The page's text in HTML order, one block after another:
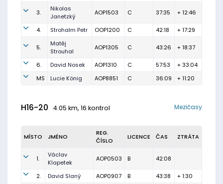
3.
Nikolas
Janetzký
AOP1503 C 37:35 + 12:46
4. Strohalm Petr OOP1200 C 42:18 + 17:29
5.
Matěj
Strouhal
AOP1305 C 43:26 + 18:37
6. David Nosek AOP1310 C 57:53
+ 33:04
MS
Lucie König AOP8851 C 36:09 + 11:20
H16-20 4.05 km, 16 kontrol Mezičasy
MÍSTO JMÉNO
REG.
ČÍSLO
LICENCE ČAS ZTRÁTA
1.
Václav
Klapetek
AOP0503 B 42:08
2. David Slaný AOP0907 B 43:38 + 1:30